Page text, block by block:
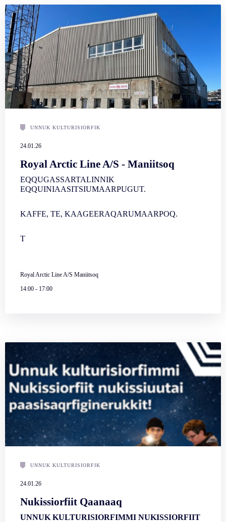
UNNUK KULTURISIORFIK
24.01.26
Royal Arctic Line A/S - Maniitsoq
EQQUGASSARTALINNIK
EQQUINIAASITSIUMAARPUGUT.
KAFFE, TE, KAAGEERAQARUMAARPOQ.
T
Royal Arctic Line A/S Maniitsoq
14:00 - 17:00
UNNUK KULTURISIORFIK
24.01.26
Nukissiorfiit Qaanaaq
UNNUK KULTURISIORFIMMI NUKISSIORFIIT